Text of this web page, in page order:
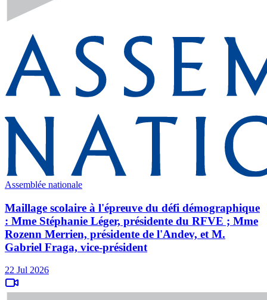
Assemblée nationale
Maillage scolaire à l'épreuve du défi démographique
: Mme Stéphanie Léger, présidente du RFVE ; Mme
Rozenn Merrien, présidente de l'Andev, et M.
Gabriel Fraga, vice-président
22 Jul 2026